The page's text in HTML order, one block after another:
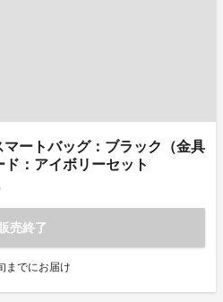
マートバッグ：ブラック（金具
：アイボリーセット
販売終了
までにお届け